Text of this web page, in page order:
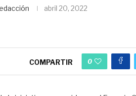
abril 20, 2022
COMPARTIR 0